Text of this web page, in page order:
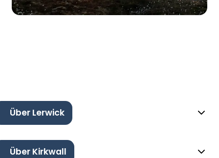
Über Lerwick
Über Kirkwall